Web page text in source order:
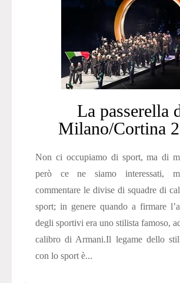
La passerella
Milano/Cortina
Non ci occupiamo di sport, ma di
però ce ne siamo interessati,
commentare le divise di squadre di
sport; in genere quando a firmare
degli sportivi era uno stilista famoso,
calibro di Armani.Il legame dello
con lo sport è...